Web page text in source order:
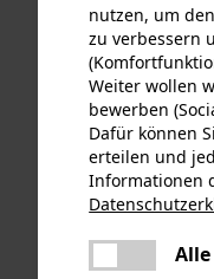
Rovince Gamasche
Zeckenschutz Ergoline
nutzen, um
zu verbessern
Weiter wollen
bewerben
Dafür können
erteilen und
Informationen
Es ist ein